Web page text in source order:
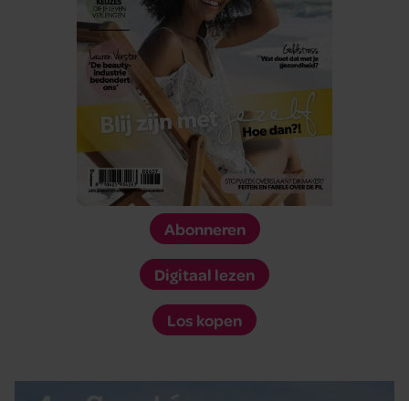
Abonneren
Digitaal lezen
Los kopen